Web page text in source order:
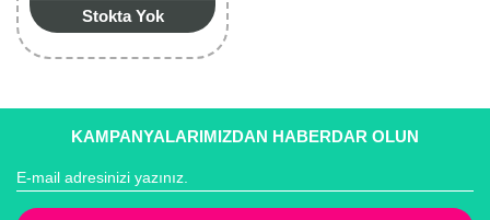
Stokta Yok
KAMPANYALARIMIZDAN HABERDAR OLUN